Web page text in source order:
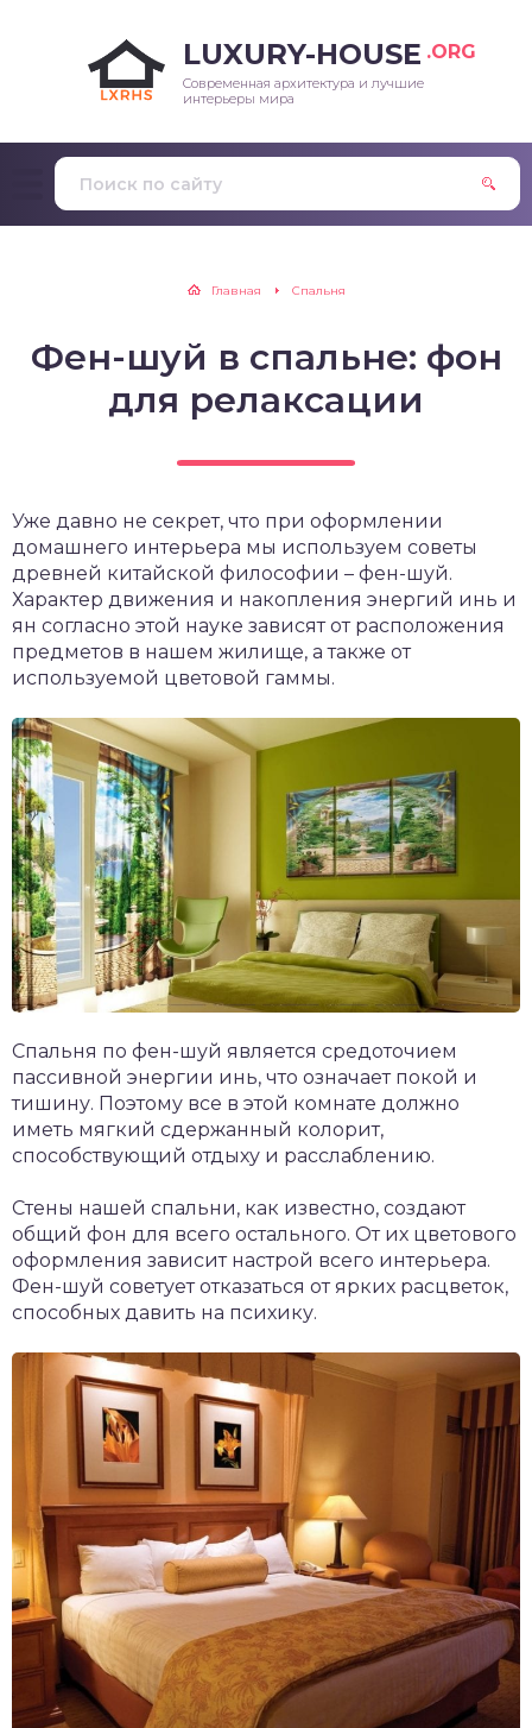
LUXURY-HOUSE .ORG
Современная архитектура и лучшие
интерьеры мира
Главная Спальня
Фен-шуй в спальне: фон
для релаксации
Уже давно не секрет, что при оформлении
домашнего интерьера мы используем советы
древней китайской философии – фен-шуй.
Характер движения и накопления энергий инь и
ян согласно этой науке зависят от расположения
предметов в нашем жилище, а также от
используемой цветовой гаммы.
Спальня по фен-шуй является средоточием
пассивной энергии инь, что означает покой и
тишину. Поэтому все в этой комнате должно
иметь мягкий сдержанный колорит,
способствующий отдыху и расслаблению.
Стены нашей спальни, как известно, создают
общий фон для всего остального. От их цветового
оформления зависит настрой всего интерьера.
Фен-шуй советует отказаться от ярких расцветок,
способных давить на психику.